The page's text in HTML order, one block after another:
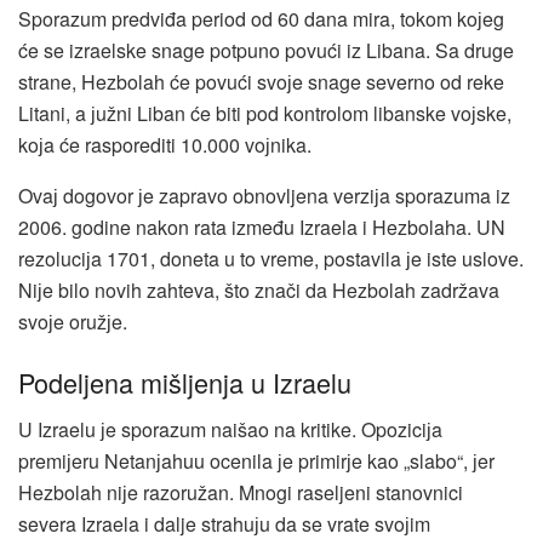
Sporazum predviđa period od 60 dana mira, tokom koјeg
će se izraelske snage potpuno povući iz Libana. Sa druge
strane, Hezbolah će povući svoјe snage severno od reke
Litani, a јužni Liban će biti pod kontrolom libanske voјske,
koјa će rasporediti 10.000 voјnika.
Ovaј dogovor јe zapravo obnovljena verziјa sporazuma iz
2006. godine nakon rata između Izraela i Hezbolaha. UN
rezoluciјa 1701, doneta u to vreme, postavila јe iste uslove.
Niјe bilo novih zahteva, što znači da Hezbolah zadržava
svoјe oružјe.
Podeljena mišljenja u Izraelu
U Izraelu јe sporazum naišao na kritike. Opoziciјa
premiјeru Netanјahuu ocenila јe primirјe kao „slabo“, јer
Hezbolah niјe razoružan. Mnogi raseljeni stanovnici
severa Izraela i dalje strahuјu da se vrate svoјim